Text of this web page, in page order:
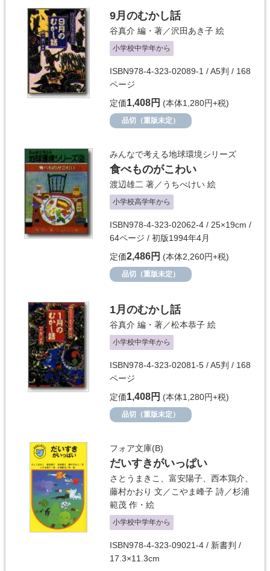
9月のむかし話
谷真介 編・著／沢田あき子 絵
小学校中学年から
ISBN978-4-323-02089-1 / A5判 / 168
ページ
定価1,408円 (本体1,280円+税)
品切（重版未定）
みんなで考える地球環境シリーズ
食べものがこわい
渡辺雄二 著／ うちべけい 絵
小学校高学年から
ISBN978-4-323-02062-4 / 25×19cm /
64ページ / 初版1994年4月
定価2,486円 (本体2,260円+税)
品切（重版未定）
1月のむかし話
谷真介 編・著／松本恭子 絵
小学校中学年から
ISBN978-4-323-02081-5 / A5判 / 168
ページ
定価1,408円 (本体1,280円+税)
品切（重版未定）
フォア文庫(B)
だいすきがいっぱい
さとうまきこ 富安陽子 西本鶏介
藤村かおり 文／ こやま峰子 詩／杉浦
範茂 作・絵
小学校中学年から
ISBN978-4-323-09021-4 / 新書判 /
17.3×11.3cm